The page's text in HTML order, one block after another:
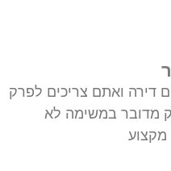
דירה ואתם צריכים לפרק
מדובר במשימה לא